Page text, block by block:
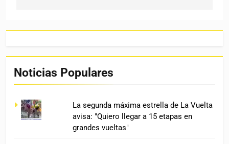
Noticias Populares
La segunda máxima estrella de La Vuelta
avisa: "Quiero llegar a 15 etapas en
grandes vueltas"